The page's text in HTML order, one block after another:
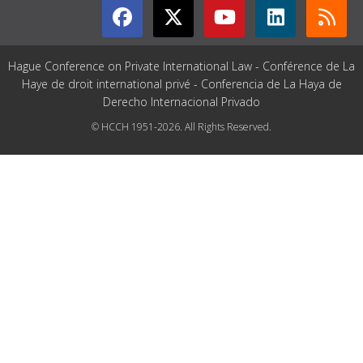
Hague Conference on Private International Law - Conférence de La
Haye de droit international privé - Conferencia de La Haya de
Derecho Internacional Privado
© HCCH 1951-2026. All Rights Reserved.